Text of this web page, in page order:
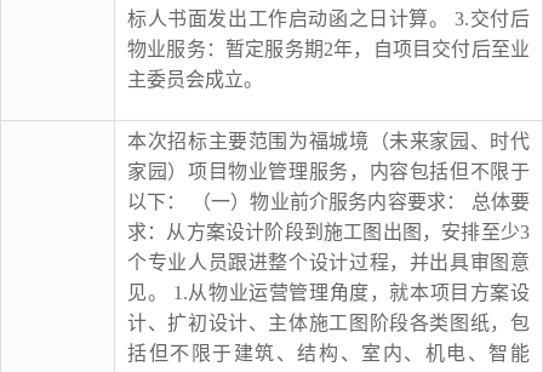
标人书面发出工作启动函之日计算。 3.交付后
物业服务：暂定服务期2年，自项目交付后至业
主委员会成立。
本次招标主要范围为福城境（未来家园、时代
家园）项目物业管理服务，内容包括但不限于
以下： （一）物业前介服务内容要求： 总体要
求：从方案设计阶段到施工图出图，安排至少3
个专业人员跟进整个设计过程，并出具审图意
见。 1.从物业运营管理角度，就本项目方案设
计、扩初设计、主体施工图阶段各类图纸，包
括但不限于建筑、结构、室内、机电、智能